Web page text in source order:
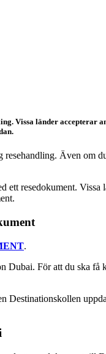
Vissa länder
Även
ett resedokument.
.
För att du ska